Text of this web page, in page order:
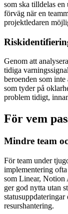
som ska tilldelas
förväg när en
projektledaren
Genom att
tidiga
beroenden som
som tyder på
problem tidigt,
För vem
Mindre team
För team under
implementering
som Linear,
ger god nytta utan
resurshantering.